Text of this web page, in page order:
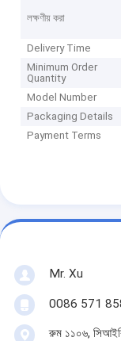
লক্ষণীয় করা
Delivery Time
Minimum Order
Quantity
Model Number
Packaging Details
Payment Terms
Mr. Xu
0086 571
রুম ১১০৬,